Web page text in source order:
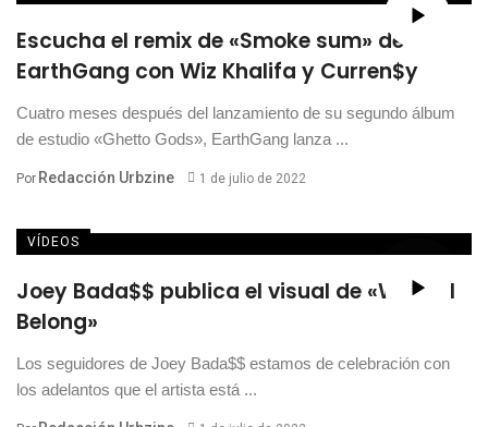
Escucha el remix de «Smoke sum» de
EarthGang con Wiz Khalifa y Curren$y
Cuatro meses después del lanzamiento de su segundo álbum
de estudio «Ghetto Gods», EarthGang lanza ...
Por Redacción Urbzine 1 de julio de 2022
VÍDEOS
Joey Bada$$ publica el visual de «Where I
Belong»
Los seguidores de Joey Bada$$ estamos de celebración con
los adelantos que el artista está ...